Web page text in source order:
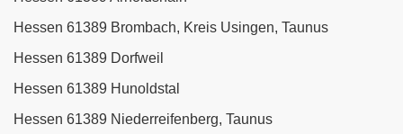
Hessen 61389 Brombach, Kreis Usingen, Taunus
Hessen 61389 Dorfweil
Hessen 61389 Hunoldstal
Hessen 61389 Niederreifenberg, Taunus